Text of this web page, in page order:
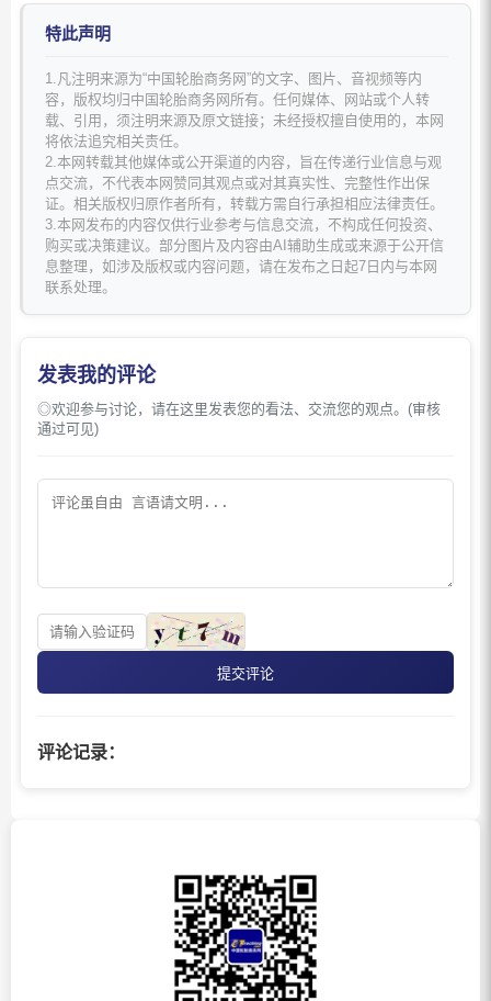
特此声明
1.凡注明来源为“中国轮胎商务网”的文字、图片、音视频等内
容，版权均归中国轮胎商务网所有。任何媒体、网站或个人转
载、引用，须注明来源及原文链接；未经授权擅自使用的，本网
将依法追究相关责任。
2.本网转载其他媒体或公开渠道的内容，旨在传递行业信息与观
点交流，不代表本网赞同其观点或对其真实性、完整性作出保
证。相关版权归原作者所有，转载方需自行承担相应法律责任。
3.本网发布的内容仅供行业参考与信息交流，不构成任何投资、
购买或决策建议。部分图片及内容由AI辅助生成或来源于公开信
息整理，如涉及版权或内容问题，请在发布之日起7日内与本网
联系处理。
发表我的评论
◎欢迎参与讨论，请在这里发表您的看法、交流您的观点。(审核
通过可见)
提交评论
评论记录：